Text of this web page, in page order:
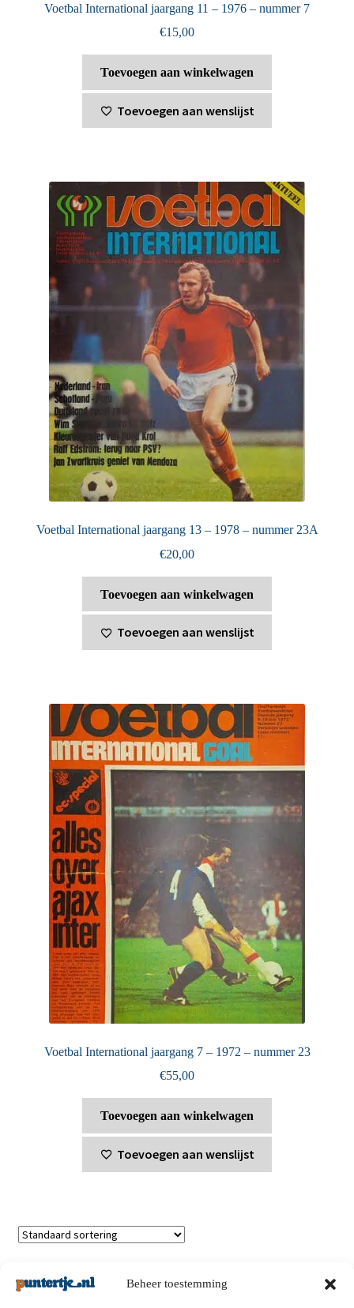
Beheer toestemming
Voetbal International jaargang 11 – 1976 – nummer 7
€15,00
Toevoegen aan winkelwagen
Toevoegen aan wenslijst
Voetbal International jaargang 13 – 1978 – nummer 23A
€20,00
Toevoegen aan winkelwagen
Toevoegen aan wenslijst
Voetbal International jaargang 7 – 1972 – nummer 23
€55,00
Toevoegen aan winkelwagen
Toevoegen aan wenslijst